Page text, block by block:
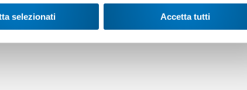
selezionati Accetta tutti